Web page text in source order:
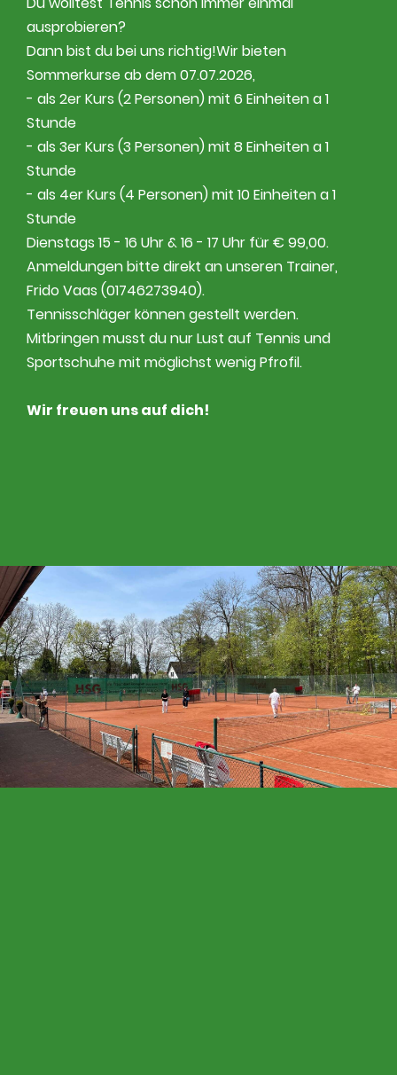
ausprobieren?
Dann bist du bei uns richtig!Wir bieten
Sommerkurse ab dem 07.07.2026,
- als 2er Kurs (2 Personen) mit 6 Einheiten a 1
Stunde
- als 3er Kurs (3 Personen) mit 8 Einheiten a 1
Stunde
- als 4er Kurs (4 Personen) mit 10 Einheiten a 1
Stunde
Dienstags 15 - 16 Uhr & 16 - 17 Uhr für € 99,00.
Anmeldungen bitte direkt an unseren Trainer,
Frido Vaas (01746273940).
Tennisschläger können gestellt werden.
Mitbringen musst du nur Lust auf Tennis und
Sportschuhe mit möglichst wenig Pfrofil.
Wir freuen uns auf dich!